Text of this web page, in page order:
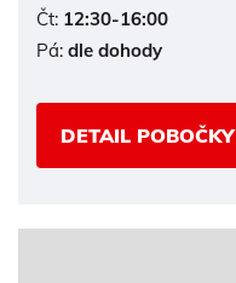
Čt: 12:30-16:00
Pá: dle dohody
DETAIL POBOČKY